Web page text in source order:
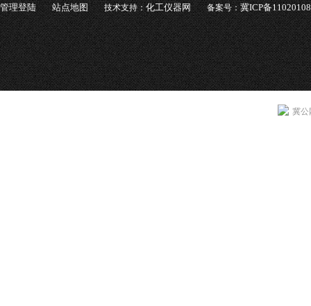
管理登陆 站点地图 技术支持：化工仪器网 备案号：冀ICP备
冀公